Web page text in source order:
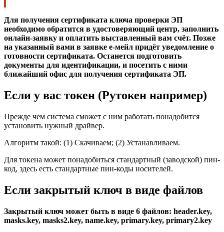
Для получения сертификата ключа проверки ЭП
необходимо обратится в удостоверяющий центр, заполнить
онлайн-заявку и оплатить выставленный вам счёт. Позже
на указанный вами в заявке е-мейл придёт уведомление о
готовности сертификата. Останется подготовить
документы для идентификации, и посетить с ними
ближайший офис для получения сертификата ЭП.
Если у вас токен (Рутокен например)
Прежде чем система сможет с ним работать понадобится
установить нужный драйвер.
Алгоритм такой: (1) Скачиваем; (2) Устанавливаем.
Для токена может понадобиться стандартный (заводской) пин-
код, здесь есть стандартные пин-коды носителей.
Если закрытый ключ в виде файлов
Закрытый ключ может быть в виде 6 файлов: header.key,
masks.key, masks2.key, name.key, primary.key, primary2.key